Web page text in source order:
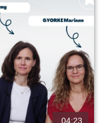
04:23